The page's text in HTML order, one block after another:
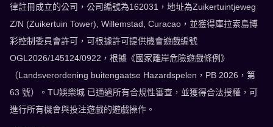
律註冊成立的公司，公司編號為162031，地址為Zuikertuintjeweg
Z/N (Zuikertuin Tower), Willemstad, Curacao，並獲得庫拉索島博
彩控制委員會許可，可根據許可提供機會遊戲編號
OGL2026/145124/0922，根據《國家離岸危險遊戲條例》
（Landsverordening buitengaatse Hazardspelen，PB 2026，第
63 號）。TU娛樂城 已通過所有合規性審查，並獲得合法授權，可
進行所有機會與投注遊戲的遊戲操作。